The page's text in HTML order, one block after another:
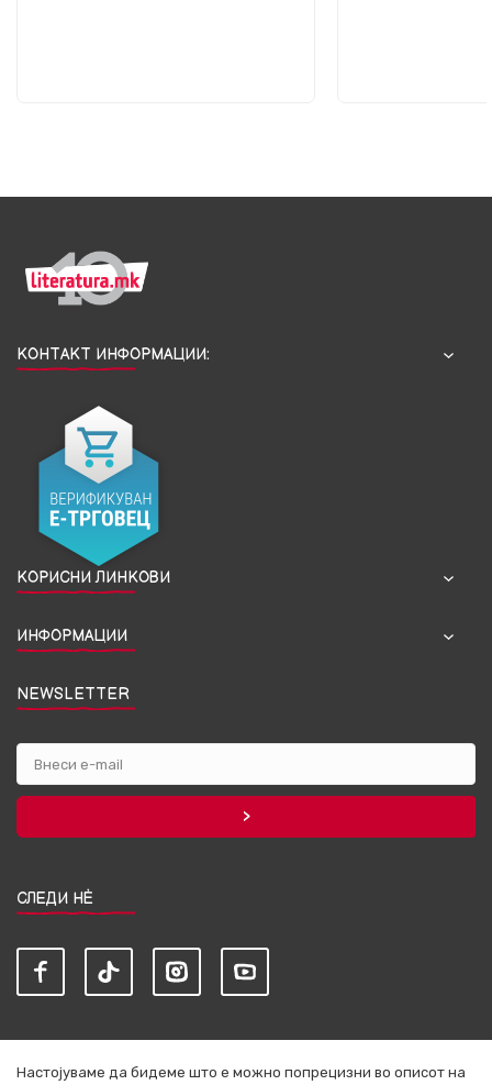
КОНТАКТ ИНФОРМАЦИИ:
КОРИСНИ ЛИНКОВИ
ИНФОРМАЦИИ
NEWSLETTER
СЛЕДИ НЀ
Настојуваме да бидеме што е можно попрецизни во описот на